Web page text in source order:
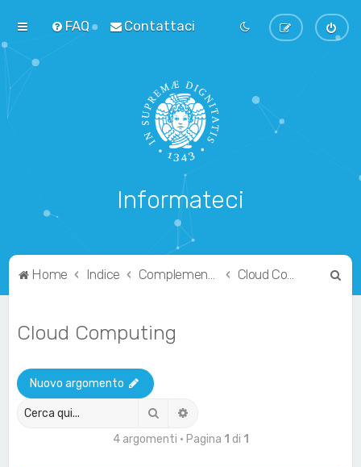
FAQ Contattaci
Informateci
Home Indice Complementari Cloud Computing
Cloud Computing
Nuovo argomento
Cerca
4 argomenti • Pagina 1 di 1